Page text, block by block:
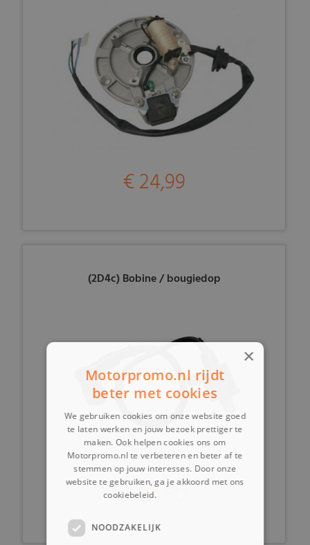
€ 24,99
(2D4c) Bobine / bougiedop
€ 24,50
×
Motorpromo.nl rijdt
beter met cookies
We gebruiken cookies om onze website goed
te laten werken en jouw bezoek prettiger te
maken. Ook helpen cookies ons om
Motorpromo.nl te verbeteren en beter af te
stemmen op jouw interesses. Door onze
website te gebruiken, ga je akkoord met ons
cookiebeleid.
NOODZAKELIJK